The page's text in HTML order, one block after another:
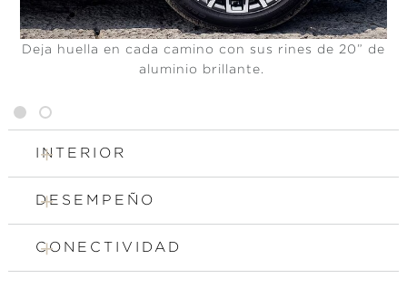
Deja huella en cada camino con sus rines de 20” de
aluminio brillante.
1 2
INTERIOR
DESEMPEÑO
CONECTIVIDAD